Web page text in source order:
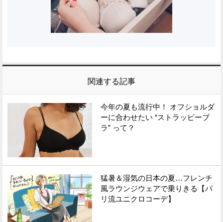
関連する記事
今年の夏も流行中！ オフショルダ
ーに合わせたい “ストラッピーブ
ラ” って？
猛暑＆湿気の日本の夏…フレンチ
風ラウンジウェアで乗りきる【パ
リ流ユニクロコーデ】